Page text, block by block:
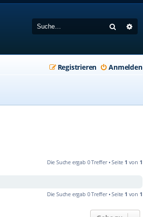
Suche
Anmelden
Registrieren
Die Suche ergab 0 Treffer • Seite 1 von 1
Die Suche ergab 0 Treffer • Seite 1 von 1